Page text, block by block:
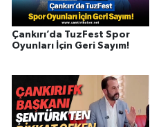
Çankırı’da TuzFest Spor
Oyunları İçin Geri Sayım!